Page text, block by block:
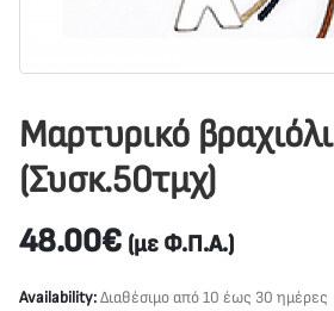
Μαρτυρικό βραχιόλι
(Συσκ.50τμχ)
48.00€ (με Φ.Π.Α.)
Availability:Διαθέσιμο από 10 έως 30 ημέρες